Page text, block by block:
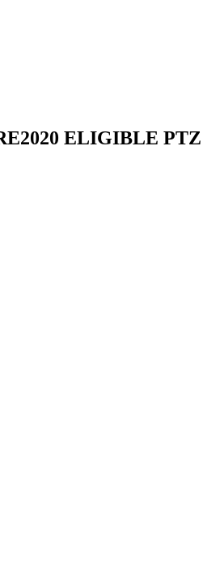
ELIGIBLE PTZ